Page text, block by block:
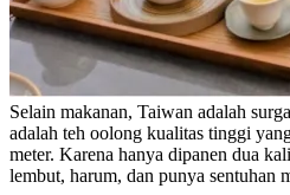
Selain makanan, Taiwan adalah
adalah teh oolong kualitas tinggi
meter. Karena hanya dipanen dua
lembut, harum, dan punya sentuhan